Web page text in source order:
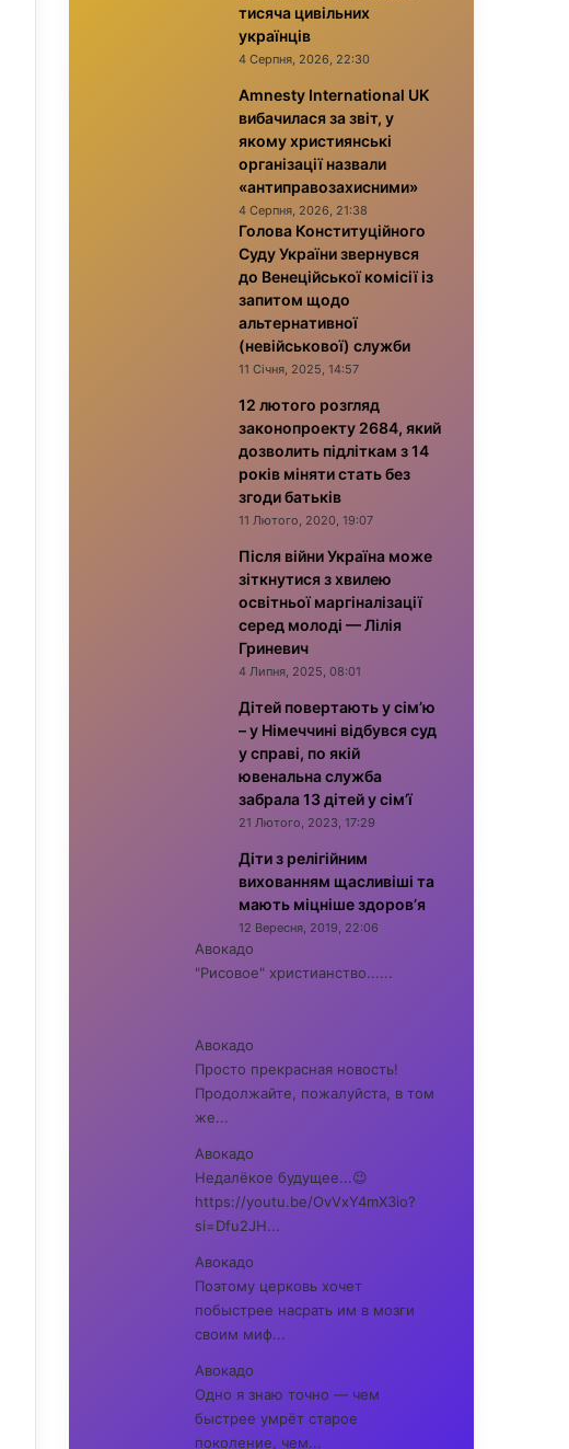
тисяча цивільних
українців
4 Серпня, 2026, 22:30
Amnesty International UK
вибачилася за звіт, у
якому християнські
організації назвали
«антиправозахисними»
4 Серпня, 2026, 21:38
Голова Конституційного
Суду України звернувся
до Венеційської комісії із
запитом щодо
альтернативної
(невійськової) служби
11 Січня, 2025, 14:57
12 лютого розгляд
законопроекту 2684, який
дозволить підліткам з 14
років міняти стать без
згоди батьків
11 Лютого, 2020, 19:07
Після війни Україна може
зіткнутися з хвилею
освітньої маргіналізації
серед молоді — Лілія
Гриневич
4 Липня, 2025, 08:01
Дітей повертають у сім’ю
– у Німеччині відбувся суд
у справі, по якій
ювенальна служба
забрала 13 дітей у сім’ї
21 Лютого, 2023, 17:29
Діти з релігійним
вихованням щасливіші та
мають міцніше здоров’я
12 Вересня, 2019, 22:06
Авокадо
"Рисовое" христианство......
Авокадо
Просто прекрасная новость!
Продолжайте, пожалуйста, в том
же...
Авокадо
Недалёкое будущее...😉
https://youtu.be/OvVxY4mX3io?
si=Dfu2JH...
Авокадо
Поэтому церковь хочет
побыстрее насрать им в мозги
своим миф...
Авокадо
Одно я знаю точно — чем
быстрее умрёт старое
поколение, чем...